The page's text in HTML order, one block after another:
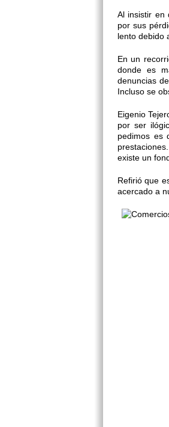
Al insistir en
por sus
lento debido
En un
donde es
denuncias
Incluso se
Eigenio
por ser
pedimos es
existe un
Refirió que
acercado a